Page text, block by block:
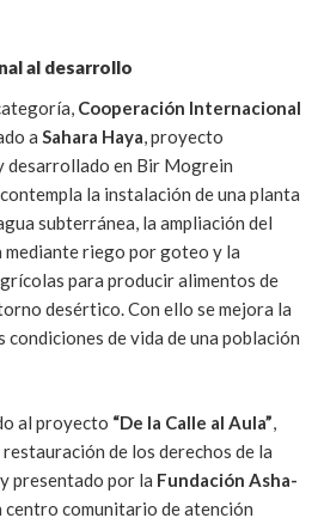
al desarrollo
Cooperación Internacional
a Sahara Haya, proyecto
desarrollado en Bir Mogrein
la instalación de una planta
subterránea, la ampliación del
riego por goteo y la
para producir alimentos de
desértico. Con ello se mejora la
de vida de una población
al proyecto “De la Calle al Aula”,
de los derechos de la
presentado por la Fundación Asha-
centro comunitario de atención